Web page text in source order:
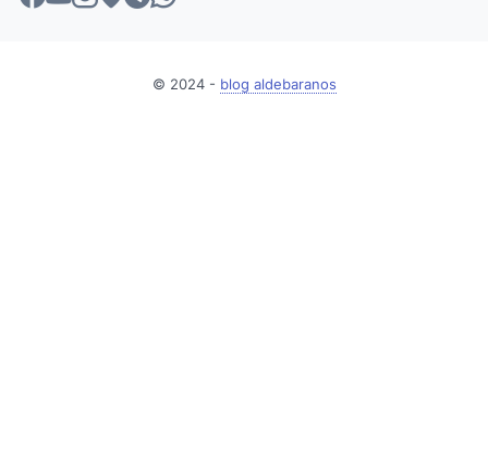
© 2024 - blog aldebaranos